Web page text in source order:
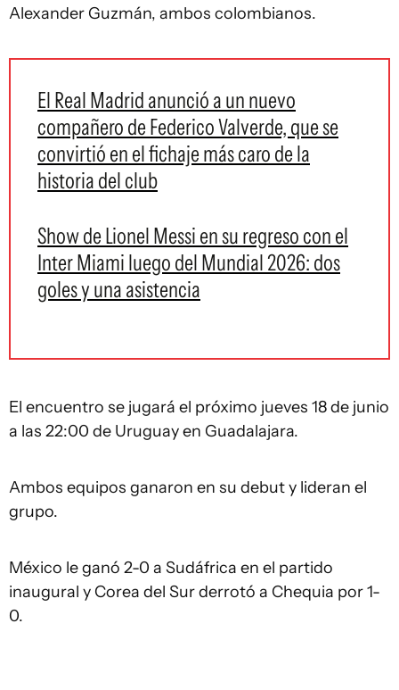
Alexander Guzmán, ambos colombianos.
El Real Madrid anunció a un nuevo
compañero de Federico Valverde, que se
convirtió en el fichaje más caro de la
historia del club
Show de Lionel Messi en su regreso con el
Inter Miami luego del Mundial 2026: dos
goles y una asistencia
El encuentro se jugará el próximo jueves 18 de junio
a las 22:00 de Uruguay en Guadalajara.
Ambos equipos ganaron en su debut y lideran el
grupo.
México le ganó 2-0 a Sudáfrica en el partido
inaugural y Corea del Sur derrotó a Chequia por 1-
0.